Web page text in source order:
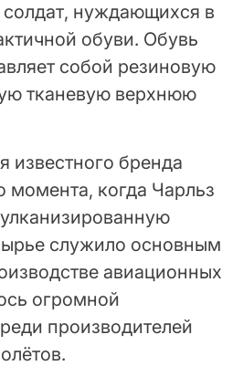
нуждающихся в
обуви. Обувь
собой резиновую
тканевую верхнюю
известного бренда
момента, когда Чарльз
служило основным
авиационных
огромной
производителей